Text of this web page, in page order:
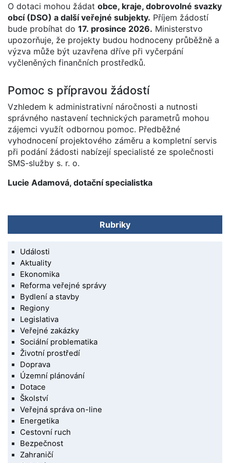
O dotaci mohou žádat obce, kraje, dobrovolné svazky
obcí (DSO) a další veřejné subjekty. Příjem žádostí
bude probíhat do 17. prosince 2026. Ministerstvo
upozorňuje, že projekty budou hodnoceny průběžně a
výzva může být uzavřena dříve při vyčerpání
vyčleněných finančních prostředků.
Pomoc s přípravou žádostí
Vzhledem k administrativní náročnosti a nutnosti
správného nastavení technických parametrů mohou
zájemci využít odbornou pomoc. Předběžné
vyhodnocení projektového záměru a kompletní servis
při podání žádosti nabízejí specialisté ze společnosti
SMS-služby s. r. o.
Lucie Adamová, dotační specialistka
Rubriky
Události
Aktuality
Ekonomika
Reforma veřejné správy
Bydlení a stavby
Regiony
Legislativa
Veřejné zakázky
Sociální problematika
Životní prostředí
Doprava
Územní plánování
Dotace
Školství
Veřejná správa on-line
Energetika
Cestovní ruch
Bezpečnost
Zahraničí